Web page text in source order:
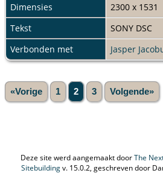
Dimensies
2300 x 1531
Tekst
SONY DSC
Verbonden met
Jasper
«Vorige 1 2 3 Volgende»
Deze site werd aangemaakt doorThe
Sitebuildingv. 15.0.2, geschreven door